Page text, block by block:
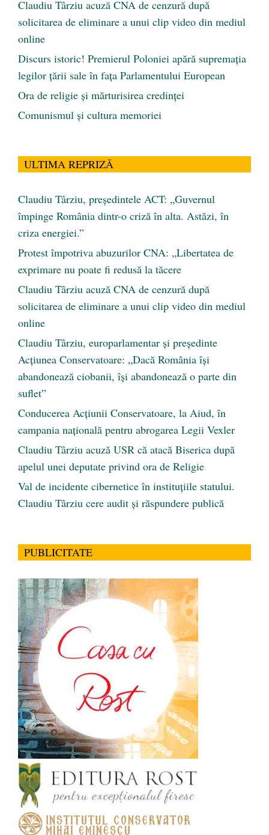
Claudiu Târziu acuză CNA de cenzură după
solicitarea de eliminare a unui clip video din mediul
online
Discurs istoric! Premierul Poloniei apără supremația
legilor țării sale în fața Parlamentului European
Ora de religie şi mărturisirea credinţei
Comunismul şi cultura memoriei
ULTIMA REPRIZĂ
Claudiu Târziu, președintele ACT: „Guvernul
împinge România dintr-o criză în alta. Astăzi, în
criza energiei.”
Protest împotriva abuzurilor CNA: „Libertatea de
exprimare nu poate fi redusă la tăcere
Claudiu Târziu acuză CNA de cenzură după
solicitarea de eliminare a unui clip video din mediul
online
Claudiu Târziu, europarlamentar și președinte
Acțiunea Conservatoare: „Dacă România își
abandonează ciobanii, își abandonează o parte din
suflet”
Conducerea Acțiunii Conservatoare, la Aiud, în
campania națională pentru abrogarea Legii Vexler
Claudiu Târziu acuză USR că atacă Biserica după
apelul unei deputate privind ora de Religie
Val de incidente cibernetice în instituțiile statului.
Claudiu Târziu cere audit și răspundere publică
PUBLICITATE